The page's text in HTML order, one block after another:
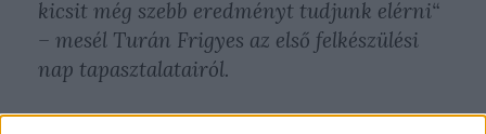
kicsit még szebb eredményt tudjunk elérni“
– mesél Turán Frigyes az első felkészülési
nap tapasztalatairól.